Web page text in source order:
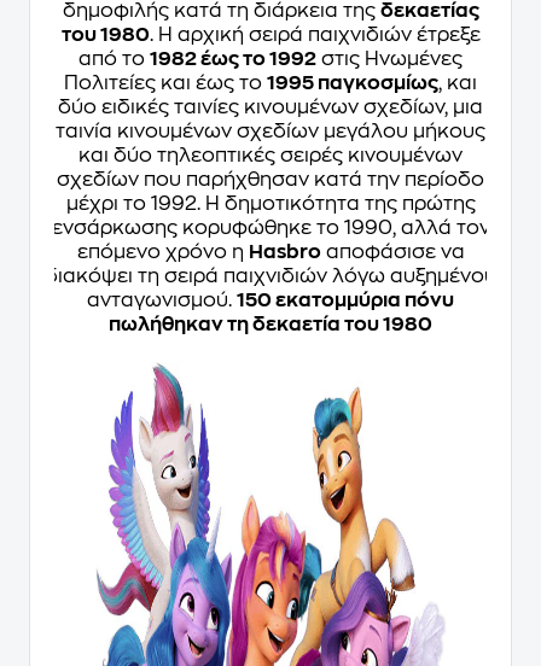
δημοφιλής κατά τη διάρκεια της δεκαετίας
του 1980. Η αρχική σειρά παιχνιδιών έτρεξε
από το 1982 έως το 1992 στις Ηνωμένες
Πολιτείες και έως το 1995 παγκοσμίως, και
δύο ειδικές ταινίες κινουμένων σχεδίων, μια
ταινία κινουμένων σχεδίων μεγάλου μήκους
και δύο τηλεοπτικές σειρές κινουμένων
σχεδίων που παρήχθησαν κατά την περίοδο
μέχρι το 1992. Η δημοτικότητα της πρώτης
ενσάρκωσης κορυφώθηκε το 1990, αλλά τον
επόμενο χρόνο η Hasbroαποφάσισε να
διακόψει τη σειρά παιχνιδιών λόγω αυξημένου
ανταγωνισμού. 150 εκατομμύρια πόνυ
πωλήθηκαν τη δεκαετία του 1980